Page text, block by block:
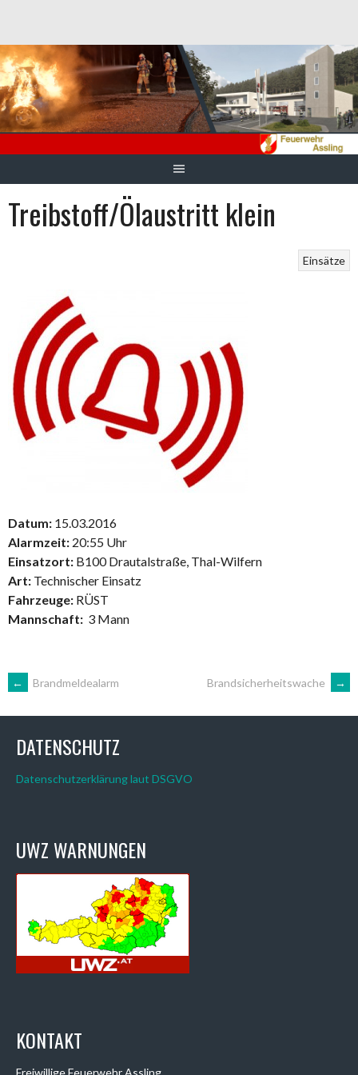
Inhalt
Treibstoff/Ölaustritt klein
Einsätze
Datum: 15.03.2016
Alarmzeit: 20:55 Uhr
Einsatzort: B100 Drautalstraße, Thal-Wilfern
Art: Technischer Einsatz
Fahrzeuge: RÜST
Mannschaft: 3 Mann
ARTIKEL-
NAVIGATION
← Brandmeldealarm Brandsicherheitswache →
DATENSCHUTZ
Datenschutzerklärung laut DSGVO
UWZ WARNUNGEN
KONTAKT